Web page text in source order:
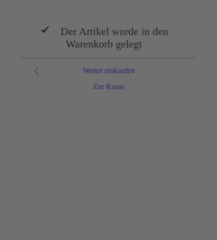
Der Artikel wurde in den
Warenkorb gelegt
Zur Kasse
Weiter einkaufen